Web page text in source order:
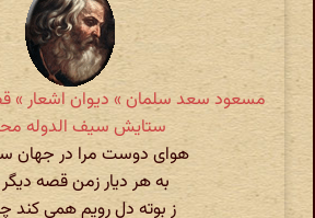
ستایش سیف الدوله
هوای دوست مرا در جهان
به هر دیار زمن قصه دیگر
ز بوته دل رویم همی کند